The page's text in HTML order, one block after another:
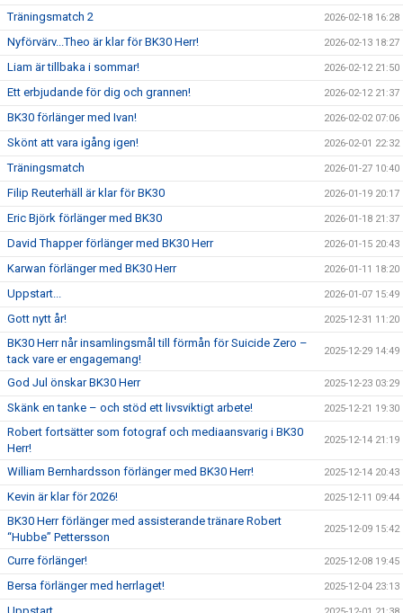
Träningsmatch 2 2026-02-18 16:28
Nyförvärv...Theo är klar för BK30 Herr! 2026-02-13 18:27
Liam är tillbaka i sommar! 2026-02-12 21:50
Ett erbjudande för dig och grannen! 2026-02-12 21:37
BK30 förlänger med Ivan! 2026-02-02 07:06
Skönt att vara igång igen! 2026-02-01 22:32
Träningsmatch 2026-01-27 10:40
Filip Reuterhäll är klar för BK30 2026-01-19 20:17
Eric Björk förlänger med BK30 2026-01-18 21:37
David Thapper förlänger med BK30 Herr 2026-01-15 20:43
Karwan förlänger med BK30 Herr 2026-01-11 18:20
Uppstart... 2026-01-07 15:49
Gott nytt år! 2025-12-31 11:20
BK30 Herr når insamlingsmål till förmån för Suicide Zero –
tack vare er engagemang!
2025-12-29 14:49
God Jul önskar BK30 Herr 2025-12-23 03:29
Skänk en tanke – och stöd ett livsviktigt arbete! 2025-12-21 19:30
Robert fortsätter som fotograf och mediaansvarig i BK30
Herr!
2025-12-14 21:19
William Bernhardsson förlänger med BK30 Herr! 2025-12-14 20:43
Kevin är klar för 2026! 2025-12-11 09:44
BK30 Herr förlänger med assisterande tränare Robert
“Hubbe” Pettersson
2025-12-09 15:42
Curre förlänger! 2025-12-08 19:45
Bersa förlänger med herrlaget! 2025-12-04 23:13